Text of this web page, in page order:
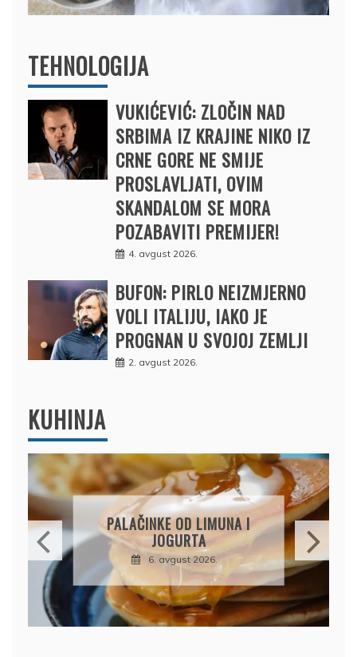
TEHNOLOGIJA
VUKIĆEVIĆ: ZLOČIN NAD
SRBIMA IZ KRAJINE NIKO IZ
CRNE GORE NE SMIJE
PROSLAVLJATI, OVIM
SKANDALOM SE MORA
POZABAVITI PREMIJER!
4. avgust 2026.
BUFON: PIRLO NEIZMJERNO
VOLI ITALIJU, IAKO JE
PROGNAN U SVOJOJ ZEMLJI
2. avgust 2026.
KUHINJA
BRZI KOLAČ BEZ PEČENJA:
PIŠKOTE, MALINE I
ČOKOLADA U SAVRŠENOJ
KOMBINACIJI
6. avgust 2026.